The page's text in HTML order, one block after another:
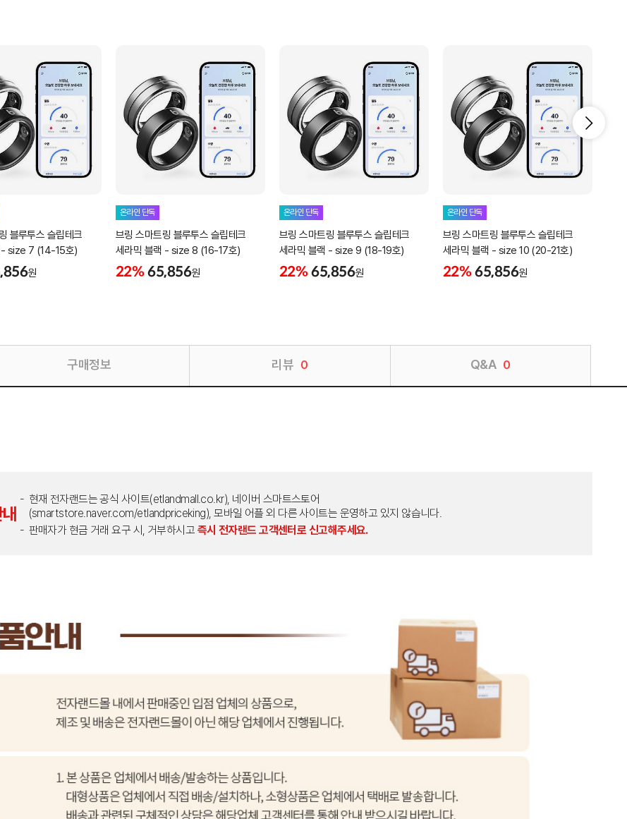
블루투스 슬립테크
- size 7 (14-15호)
원
온라인 단독
브링 스마트링 블루투스 슬립테크
세라믹 블랙 - size 8 (16-17호)
22% 65,856원
온라인 단독
브링 스마트링 블루투스 슬립테크
세라믹 블랙 - size 9 (18-19호)
22% 65,856원
온라인 단독
브링 스마트링 블루투스 슬립테크
세라믹 블랙 - size 10 (20-21호)
22% 65,856원
구매정보 리뷰 0 Q&A 0
현재 전자랜드는 공식 사이트(etlandmall.co.kr), 네이버 스마트스토어
(smartstore.naver.com/etlandpriceking), 모바일 어플 외 다른 사이트는 운영하고 있지 않습니다.
판매자가 현금 거래 요구 시, 거부하시고 즉시 전자랜드 고객센터로 신고해주세요.